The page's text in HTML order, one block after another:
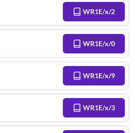
WR1E/x/2
WR1E/x/0
WR1E/x/9
WR1E/x/3